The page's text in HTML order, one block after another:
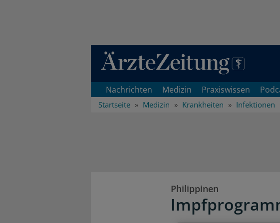
Direkt zum Inhaltsbereich
Nachrichten Medizin Praxiswissen
Startseite Medizin Krankheiten Infektionen
Philippinen